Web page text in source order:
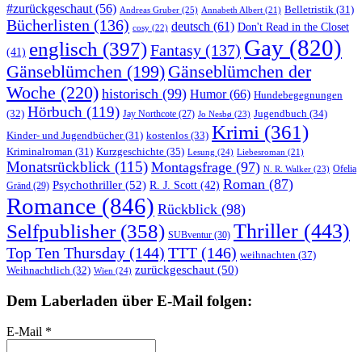
#zurückgeschaut (56) Andreas Gruber (25) Annabeth Albert (21) Belletristik (31)
Bücherlisten (136) cosy (22) deutsch (61) Don't Read in the Closet
(41) englisch (397)Fantasy (137) Gay (820)
Gänseblümchen (199) Gänseblümchen der
Woche (220) historisch (99) Humor(66) Hundebegegnungen
(32) Hörbuch (119) Jay Northcote (27) Jo Nesbø (23) Jugendbuch (34)
Kinder- und Jugendbücher(31) kostenlos (33) Krimi (361)
Kriminalroman (31) Kurzgeschichte (35) Lesung (24) Liebesroman (21)
Monatsrückblick (115) Montagsfrage (97) N. R. Walker (23) Ofelia
Gränd (29) Psychothriller (52) R. J. Scott (42) Roman (87)
Romance (846) Rückblick (98)
Selfpublisher(358) SUBventur (30) Thriller (443)
Top Ten Thursday (144) TTT (146) weihnachten (37)
Weihnachtlich (32) Wien (24) zurückgeschaut (50)
Dem Laberladen über E-Mail folgen:
E-Mail *